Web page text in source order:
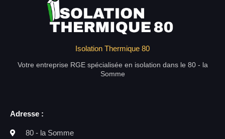
Isolation Thermique 80
Votre entreprise RGE spécialisée en isolation dans le 80 - la
Somme
Adresse :
80 - la Somme